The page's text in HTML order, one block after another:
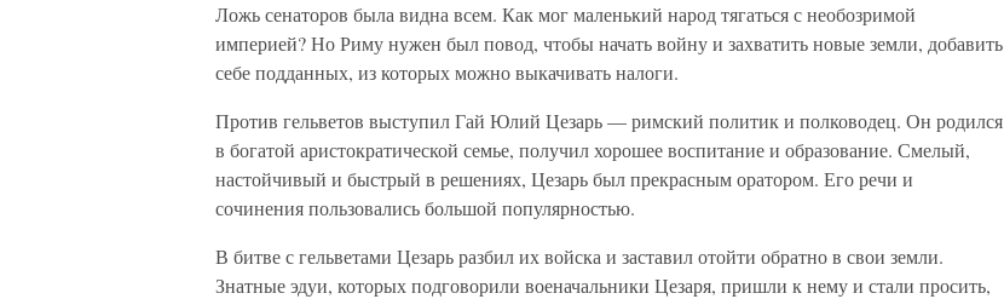
Ложь сенаторов была видна всем. Как мог маленький народ тягаться с необозримой
империей? Но Риму нужен был повод, чтобы начать войну и захватить новые земли, добавить
себе подданных, из которых можно выкачивать налоги.
Против гельветов выступил Гай Юлий Цезарь — римский политик и полководец. Он родился
в богатой аристократической семье, получил хорошее воспитание и образование. Смелый,
настойчивый и быстрый в решениях, Цезарь был прекрасным оратором. Его речи и
сочинения пользовались большой популярностью.
В битве с гельветами Цезарь разбил их войска и заставил отойти обратно в свои земли.
Знатные эдуи, которых подговорили военачальники Цезаря, пришли к нему и стали просить,